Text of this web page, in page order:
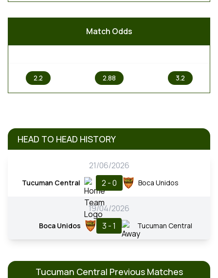
Match Odds
2.2 2.88 3.2
HEAD TO HEAD HISTORY
21/06/2026
Tucuman Central 2 - 0 Boca Unidos
19/04/2026
Boca Unidos 3 - 1 Tucuman Central
Tucuman Central Previous Matches